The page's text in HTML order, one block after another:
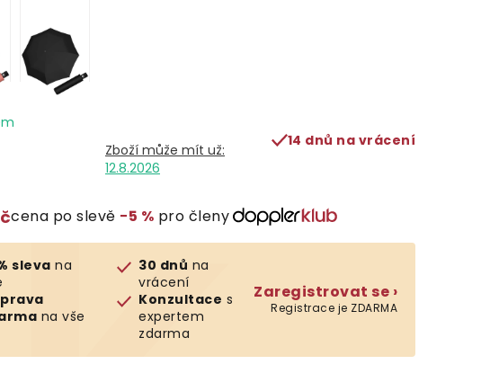
12.8.2026
14 dnů na vrácení
cena po slevě −5 % pro členy
sleva na
na vše
30 dnů na
vrácení
Konzultace s
expertem
zdarma
Zaregistrovat se ›
Registrace je ZDARMA